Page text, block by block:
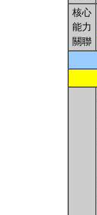
核心
能力
關聯